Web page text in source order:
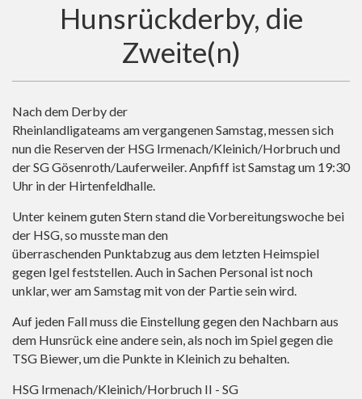
Hunsrückderby, die
Zweite(n)
Nach dem Derby der
Rheinlandligateams am vergangenen Samstag, messen sich
nun die Reserven der HSG Irmenach/Kleinich/Horbruch und
der SG Gösenroth/Lauferweiler. Anpfiff ist Samstag um 19:30
Uhr in der Hirtenfeldhalle.
Unter keinem guten Stern stand die Vorbereitungswoche bei
der HSG, so musste man den
überraschenden Punktabzug aus dem letzten Heimspiel
gegen Igel feststellen. Auch in Sachen Personal ist noch
unklar, wer am Samstag mit von der Partie sein wird.
Auf jeden Fall muss die Einstellung gegen den Nachbarn aus
dem Hunsrück eine andere sein, als noch im Spiel gegen die
TSG Biewer, um die Punkte in Kleinich zu behalten.
HSG Irmenach/Kleinich/Horbruch II - SG